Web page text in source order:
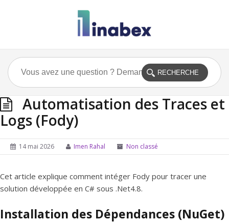
Automatisation des Traces et
Logs (Fody)
14 mai 2026 Imen Rahal Non classé
Cet article explique comment intéger Fody pour tracer une
solution développée en C# sous .Net4.8.
Installation des Dépendances (NuGet)